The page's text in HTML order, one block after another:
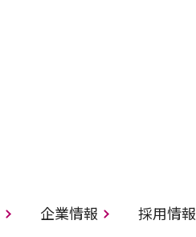
企業情報 採用情報